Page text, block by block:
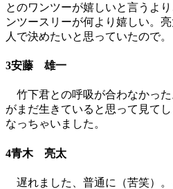
とのワンツーが嬉しいと言うよ
ンツースリーが何より嬉しい。
人で決めたいと思っていたので。
3安藤 雄一
竹下君との呼吸が合わなかっ
がまだ生きていると思って見て
なっちゃいました。
4青木 亮太
遅れました、普通に（苦笑）